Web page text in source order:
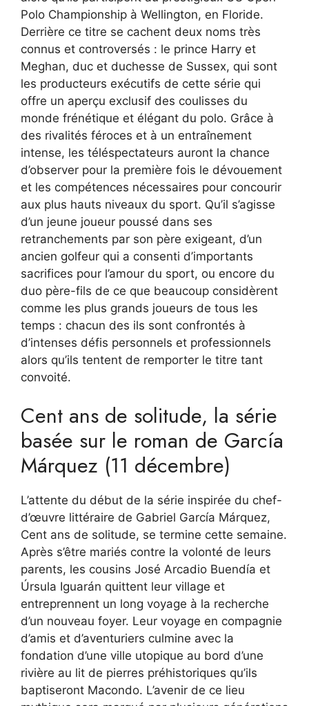
Polo Championship à Wellington, en Floride.
Derrière ce titre se cachent deux noms très
connus et controversés : le prince Harry et
Meghan, duc et duchesse de Sussex, qui sont
les producteurs exécutifs de cette série qui
offre un aperçu exclusif des coulisses du
monde frénétique et élégant du polo. Grâce à
des rivalités féroces et à un entraînement
intense, les téléspectateurs auront la chance
d’observer pour la première fois le dévouement
et les compétences nécessaires pour concourir
aux plus hauts niveaux du sport. Qu’il s’agisse
d’un jeune joueur poussé dans ses
retranchements par son père exigeant, d’un
ancien golfeur qui a consenti d’importants
sacrifices pour l’amour du sport, ou encore du
duo père-fils de ce que beaucoup considèrent
comme les plus grands joueurs de tous les
temps : chacun des ils sont confrontés à
d’intenses défis personnels et professionnels
alors qu’ils tentent de remporter le titre tant
convoité.
Cent ans de solitude, la série
basée sur le roman de García
Márquez (11 décembre)
L’attente du début de la série inspirée du chef-
d’œuvre littéraire de Gabriel García Márquez,
Cent ans de solitude, se termine cette semaine.
Après s’être mariés contre la volonté de leurs
parents, les cousins ​​José Arcadio Buendía et
Úrsula Iguarán quittent leur village et
entreprennent un long voyage à la recherche
d’un nouveau foyer. Leur voyage en compagnie
d’amis et d’aventuriers culmine avec la
fondation d’une ville utopique au bord d’une
rivière au lit de pierres préhistoriques qu’ils
baptiseront Macondo. L’avenir de ce lieu